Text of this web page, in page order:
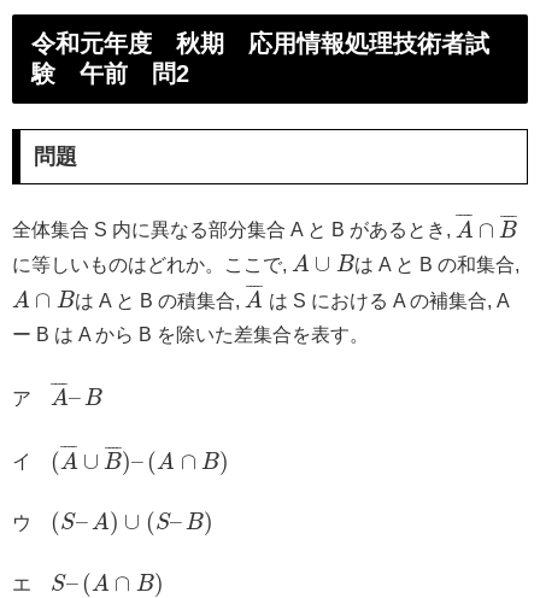
令和元年度 秋期 応用情報処理技術者試
験 午前 問2
問題
全体集合 S 内に異なる部分集合 A と B があるとき, A
¯¯
¯¯ ∩ B
¯¯
¯¯
に等しいものはどれか。ここで, A ∪ Bは A と B の和集合,
A ∩ Bは A と B の積集合, A
¯¯
¯¯
は S における A の補集合, A
ー B は A から B を除いた差集合を表す。
ア A
¯¯
¯¯–B
イ (A
¯¯
¯¯ ∪ B
¯¯
¯¯)–(A ∩ B)
ウ (S–A) ∪ (S–B)
エ S–(A ∩ B)